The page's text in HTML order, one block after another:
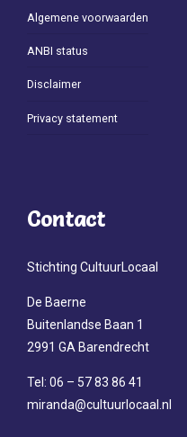
Algemene voorwaarden
ANBI status
Disclaimer
Privacy statement
Contact
Stichting CultuurLocaal
De Baerne
Buitenlandse Baan 1
2991 GA Barendrecht
Tel: 06 – 57 83 86 41
miranda@cultuurlocaal.nl